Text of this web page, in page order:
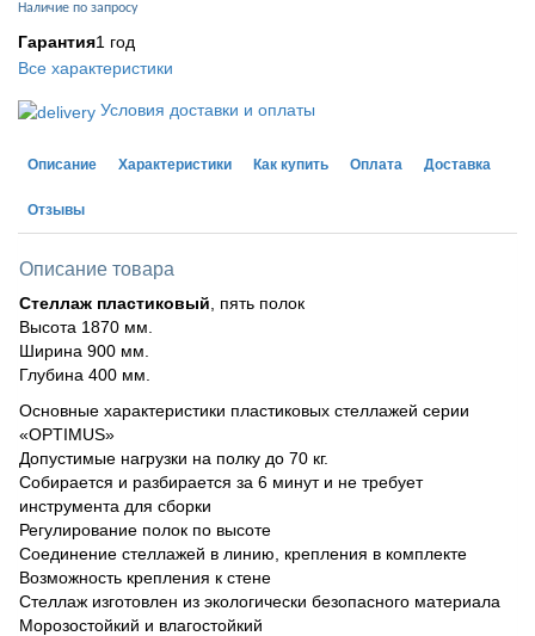
Наличие по запросу
Гарантия1 год
Все характеристики
Условия доставки и оплаты
Описание Характеристики Как купить Оплата Доставка
Отзывы
Описание товара
Стеллаж пластиковый , пять полок
Высота 1870 мм.
Ширина 900 мм.
Глубина 400 мм.
Основные характеристики пластиковых стеллажей серии
«OPTIMUS»
Допустимые нагрузки на полку до 70 кг.
Собирается и разбирается за 6 минут и не требует
инструмента для сборки
Регулирование полок по высоте
Соединение стеллажей в линию, крепления в комплекте
Возможность крепления к стене
Стеллаж изготовлен из экологически безопасного материала
Морозостойкий и влагостойкий